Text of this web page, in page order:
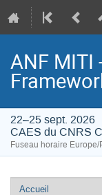
ANF MITI
22–25 sept. 2026
CAES du CNRS
Fuseau horaire Europe/
Menu
Accueil